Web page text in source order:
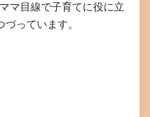
マ目線で子育てに役に立
っています。